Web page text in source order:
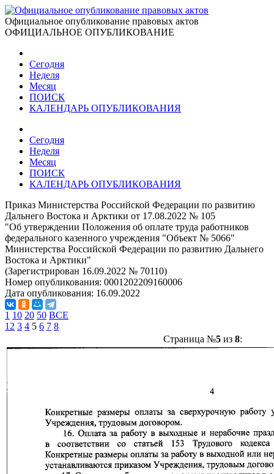
Официальное опубликование правовых актов
ОФИЦИАЛЬНОЕ ОПУБЛИКОВАНИЕ
Сегодня
Неделя
Месяц
ПОИСК
КАЛЕНДАРЬ ОПУБЛИКОВАНИЯ
Сегодня
Неделя
Месяц
ПОИСК
КАЛЕНДАРЬ ОПУБЛИКОВАНИЯ
Приказ Министерства Российской Федерации по развитию
Дальнего Востока и Арктики от 17.08.2022 № 105
"Об утверждении Положения об оплате труда работников
федерального казенного учреждения "Объект № 5066"
Министерства Российской Федерации по развитию Дальнего
Востока и Арктики"
(Зарегистрирован 16.09.2022 № 70110)
Номер опубликования: 0001202209160006
Дата опубликования: 16.09.2022
1 10 20 50 ВСЕ
1 2 3 4 5 6 7 8
Страница №5из 8: